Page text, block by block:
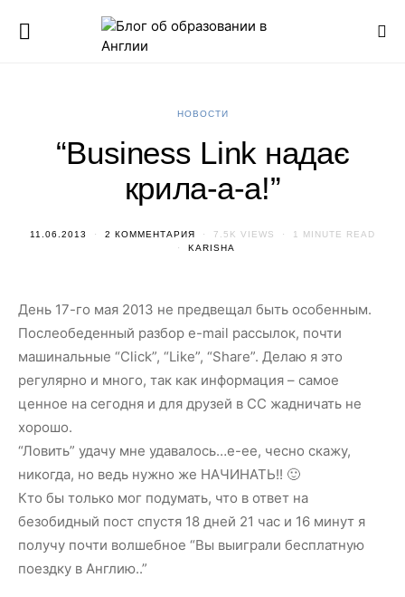
НОВОСТИ
“Business Link надає
крила-а-а!”
11.06.2013 2 КОММЕНТАРИЯ 7.5K VIEWS
1 MINUTE READ
KARISHA
День 17-го мая 2013 не предвещал быть особенным.
Послеобеденный разбор e-mail рассылок, почти
машинальные “Click”, “Like”, “Share”. Делаю я это
регулярно и много, так как информация – самое
ценное на сегодня и для друзей в СС жадничать не
хорошо.
“Ловить” удачу мне удавалось…е-ее, чесно скажу,
никогда, но ведь нужно же НАЧИНАТЬ!! 🙂
Кто бы только мог подумать, что в ответ на
безобидный пост спустя 18 дней 21 час и 16 минут я
получу почти волшебное “Вы выиграли бесплатную
поездку в Англию..”